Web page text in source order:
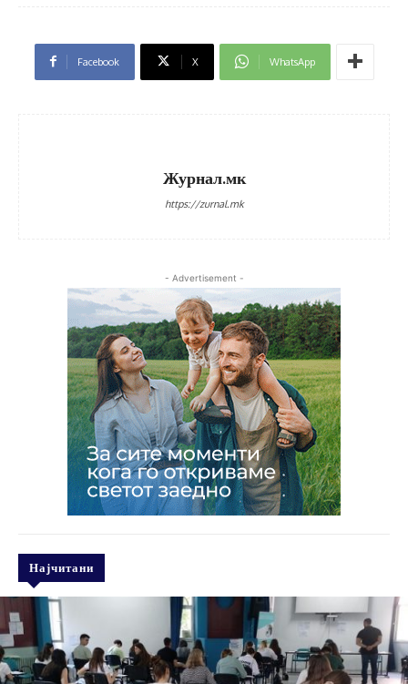
Facebook X WhatsApp
Журнал.мк
https://zurnal.mk
- Advertisement -
Најчитани